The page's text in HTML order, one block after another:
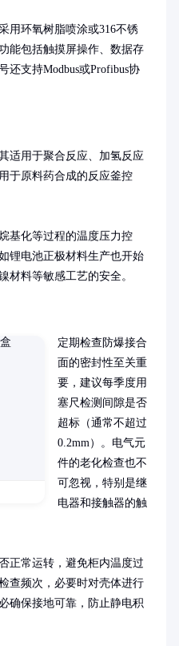
用环氧树脂喷涂或316不锈
能包括触摸屏操作、数据存
还支持Modbus或Profibus协
适用于聚合反应、加氢反应
于原料药合成的反应釜控
基化等过程的温度压力控
锂电池正极材料生产也开始
材料等敏感工艺的安全。
定期检查防爆接合
面的密封性至关重
要，建议每季度用
塞尺检测间隙是否
超标（通常不超过
0.2mm）。电气元
件的老化检查也不
可忽视，特别是继
电器和接触器的触
正常运转，避免柜内温度过
查频次，必要时对壳体进行
确保接地可靠，防止静电积